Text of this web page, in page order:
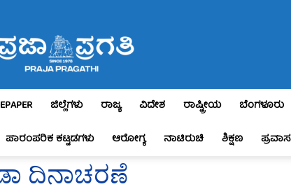
Pragathi
EPAPER ಜಿಲ್ಲೆಗಳು ರಾಜ್ಯ ವಿದೇಶ ರಾಷ್ಟ್ರೀಯ ಬೆಂಗಳೂರು
ಪಾರಂಪರಿಕ ಕಟ್ಟಡಗಳು ಆರೋಗ್ಯ ನಾಟಿರುಚಿ ಶಿಕ್ಷಣ ಪ್ರವಾಸ
ದಿನಾಚರಣೆ